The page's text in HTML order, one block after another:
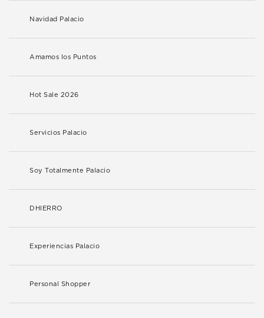
Navidad Palacio
Amamos los Puntos
Hot Sale 2026
Servicios Palacio
Soy Totalmente Palacio
DHIERRO
Experiencias Palacio
Personal Shopper